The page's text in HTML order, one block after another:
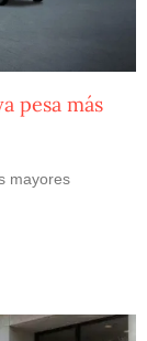
pesa más
mayores